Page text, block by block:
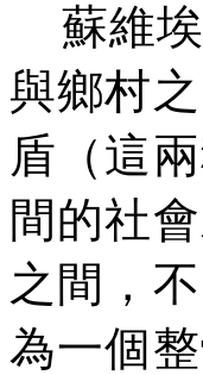
蘇維
與鄉村
盾（這
間的社
之間，
為一個